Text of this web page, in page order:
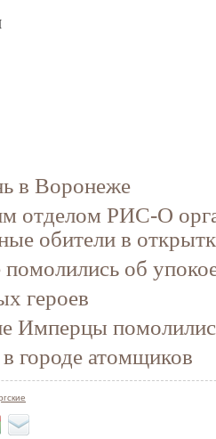
в Воронеже
отделом РИС-О
обители в
об
героев
Имперцы
городе атомщиков
Свидетельство